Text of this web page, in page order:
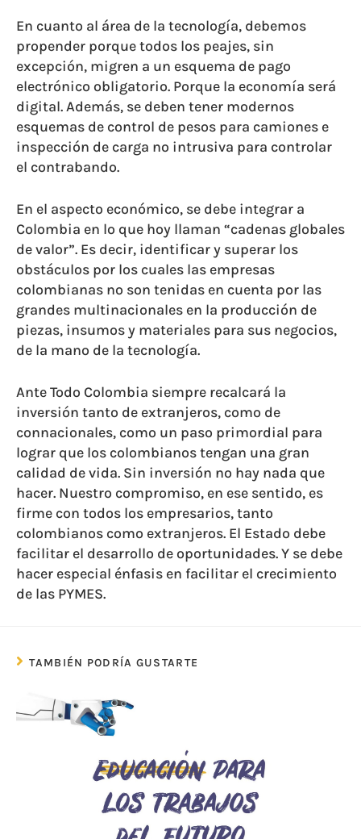
En cuanto al área de la tecnología, debemos
propender porque todos los peajes, sin
excepción, migren a un esquema de pago
electrónico obligatorio. Porque la economía será
digital. Además, se deben tener modernos
esquemas de control de pesos para camiones e
inspección de carga no intrusiva para controlar
el contrabando.
En el aspecto económico, se debe integrar a
Colombia en lo que hoy llaman “cadenas globales
de valor”. Es decir, identificar y superar los
obstáculos por los cuales las empresas
colombianas no son tenidas en cuenta por las
grandes multinacionales en la producción de
piezas, insumos y materiales para sus negocios,
de la mano de la tecnología.
Ante Todo Colombia siempre recalcará la
inversión tanto de extranjeros, como de
connacionales, como un paso primordial para
lograr que los colombianos tengan una gran
calidad de vida. Sin inversión no hay nada que
hacer. Nuestro compromiso, en ese sentido, es
firme con todos los empresarios, tanto
colombianos como extranjeros. El Estado debe
facilitar el desarrollo de oportunidades. Y se debe
hacer especial énfasis en facilitar el crecimiento
de las PYMES.
TAMBIÉN PODRÍA GUSTARTE